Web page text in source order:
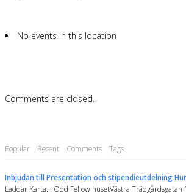
No events in this location
Comments are closed.
Popular Recent Comments Tags
Inbjudan till Presentation och stipendieutdelning
Laddar Karta... Odd Fellow husetVästra Trädgårdsgatan